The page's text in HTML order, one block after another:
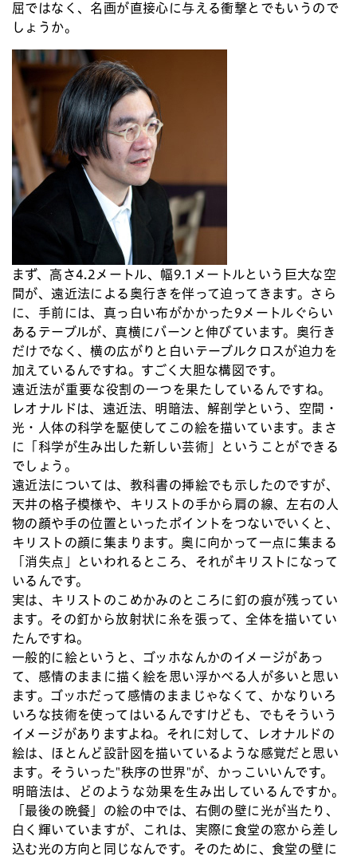
屈ではなく、名画が直接心に与える衝撃とでもいうので
しょうか。
まず、高さ4.2メートル、幅9.1メートルという巨大な空
間が、遠近法による奥行きを伴って迫ってきます。さら
に、手前には、真っ白い布がかかった9メートルぐらい
あるテーブルが、真横にバーンと伸びています。奥行き
だけでなく、横の広がりと白いテーブルクロスが迫力を
加えているんですね。すごく大胆な構図です。
遠近法が重要な役割の一つを果たしているんですね。
レオナルドは、遠近法、明暗法、解剖学という、空間・
光・人体の科学を駆使してこの絵を描いています。まさ
に「科学が生み出した新しい芸術」ということができる
でしょう。
遠近法については、教科書の挿絵でも示したのですが、
天井の格子模様や、キリストの手から肩の線、左右の人
物の顔や手の位置といったポイントをつないでいくと、
キリストの顔に集まります。奥に向かって一点に集まる
「消失点」といわれるところ、それがキリストになって
いるんです。
実は、キリストのこめかみのところに釘の痕が残ってい
ます。その釘から放射状に糸を張って、全体を描いてい
たんですね。
一般的に絵というと、ゴッホなんかのイメージがあっ
て、感情のままに描く絵を思い浮かべる人が多いと思い
ます。ゴッホだって感情のままじゃなくて、かなりいろ
いろな技術を使ってはいるんですけども、でもそういう
イメージがありますよね。それに対して、レオナルドの
絵は、ほとんど設計図を描いているような感覚だと思い
ます。そういった"秩序の世界"が、かっこいいんです。
明暗法は、どのような効果を生み出しているんですか。
「最後の晩餐」の絵の中では、右側の壁に光が当たり、
白く輝いていますが、これは、実際に食堂の窓から差し
込む光の方向と同じなんです。そのために、食堂の壁に